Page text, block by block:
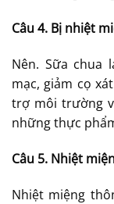
Câu 4. Bị nhiệt
Nên. Sữa chua
mạc, giảm cọ
trợ môi trường
những thực
Câu 5. Nhiệt
Nhiệt miệng